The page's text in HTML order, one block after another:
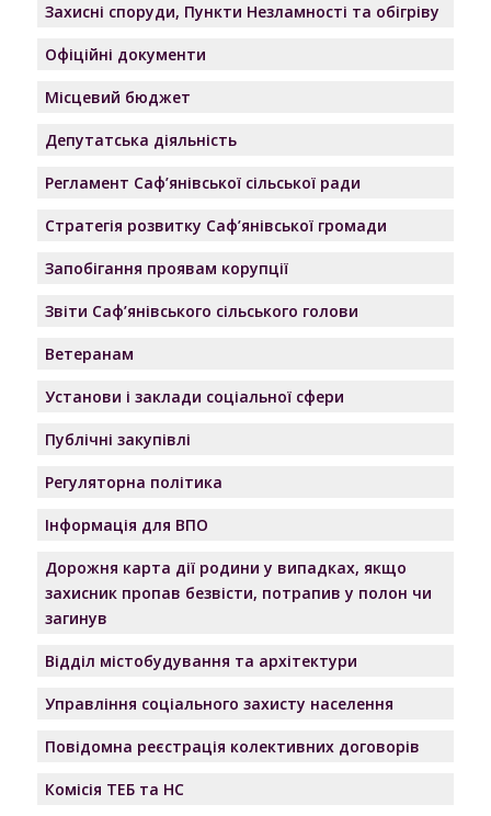
Захисні споруди, Пункти Незламності та обігріву
Офіційні документи
Місцевий бюджет
Депутатська діяльність
Регламент Саф’янівської сільської ради
Стратегія розвитку Саф’янівської громади
Запобігання проявам корупції
Звіти Саф’янівського сільського голови
Ветеранам
Установи і заклади соціальної сфери
Публічні закупівлі
Регуляторна політика
Інформація для ВПО
Дорожня карта дії родини у випадках, якщо
захисник пропав безвісти, потрапив у полон чи
загинув
Відділ містобудування та архітектури
Управління соціального захисту населення
Повідомна реєстрація колективних договорів
Комісія ТЕБ та НС